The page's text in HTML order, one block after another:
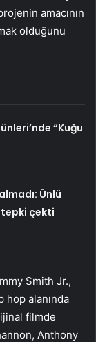
amacının
olduğunu
“Kuğu
Ünlü
çekti
Smith Jr.,
hop alanında
filmde
Anthony